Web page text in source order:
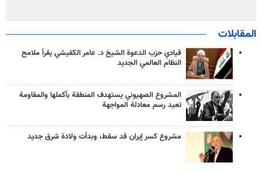
المقابلات
قيادي حزب الدعوة الشيخ د. عامر الكفيشي يقرأ ملامح
النظام العالمي الجديد
المشروع الصهيوني يستهدف المنطقة بأكملها والمقاومة
تعيد رسم معادلة المواجهة
مشروع كسر إيران قد سقط، وبدأت ولادة شرق جديد